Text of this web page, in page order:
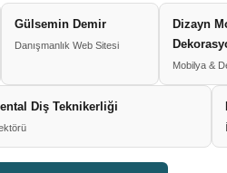
Gülsemin Demir
Danışmanlık Web Sitesi
Dizayn
Mobilya &
Diş Teknikerliği